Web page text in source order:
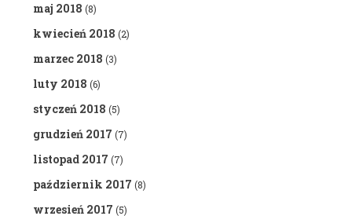
maj 2018 (8)
kwiecień 2018 (2)
marzec 2018 (3)
luty 2018 (6)
styczeń 2018 (5)
grudzień 2017 (7)
listopad 2017 (7)
październik 2017 (8)
wrzesień 2017 (5)